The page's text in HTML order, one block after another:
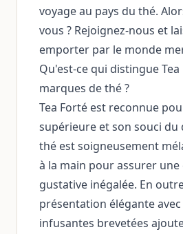
voyage au pays du thé.
vous ? Rejoignez-nous et
emporter par le monde
Qu'est-ce qui distingue
marques de thé ?
Tea Forté est reconnue
supérieure et son souci du
thé est soigneusement
à la main pour assurer une
gustative inégalée. En
présentation élégante
infusantes brevetées